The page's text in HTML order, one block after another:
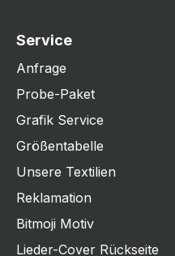
Service
Anfrage
Probe-Paket
Grafik Service
Größentabelle
Unsere Textilien
Reklamation
Bitmoji Motiv
Lieder-Cover Rückseite